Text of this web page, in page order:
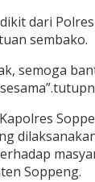
dari
sembako.
semoga
Soppeng.